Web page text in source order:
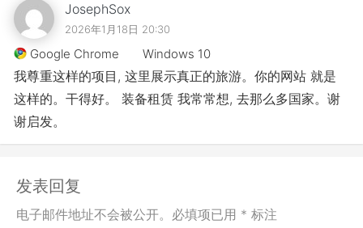
JosephSox
2026年1月18日 20:30
Google Chrome Windows 10
我尊重这样的项目, 这里展示真正的旅游。你的网站 就是
这样的。干得好。 装备租赁 我常常想, 去那么多国家。谢
谢启发。
发表回复
电子邮件地址不会被公开。必填项已用 * 标注